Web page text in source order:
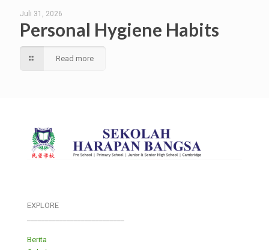
Juli 31, 2026
Personal Hygiene Habits
Read more
EXPLORE
Berita